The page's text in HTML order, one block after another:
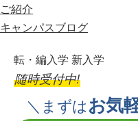
ご紹介
キャンパスブログ
転・編入学 新入学
随時受付中!
＼まずはお気